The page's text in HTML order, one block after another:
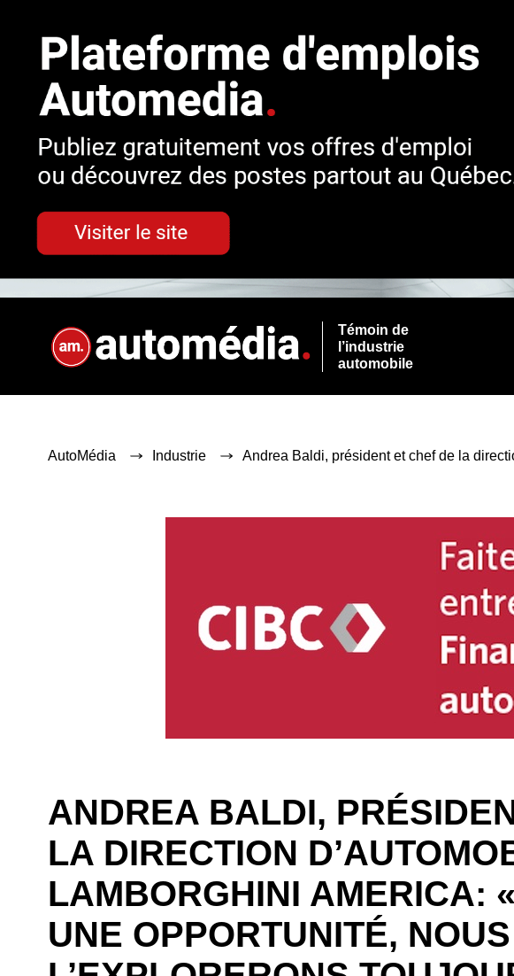
Témoin de
l’industrie
automobile
AutoMédia Industrie
ANDREA BALDI,
LA DIRECTION
LAMBORGHINI AMERICA:
UNE OPPORTUNITÉ, NOUS